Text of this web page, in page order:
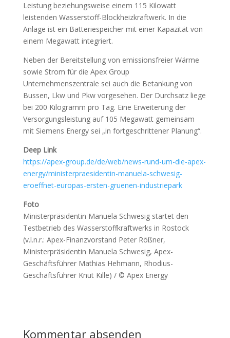
Leistung beziehungsweise einem 115 Kilowatt
leistenden Wasserstoff-Blockheizkraftwerk. In die
Anlage ist ein Batteriespeicher mit einer Kapazität von
einem Megawatt integriert.
Neben der Bereitstellung von emissionsfreier Wärme
sowie Strom für die Apex Group
Unternehmenszentrale sei auch die Betankung von
Bussen, Lkw und Pkw vorgesehen. Der Durchsatz liege
bei 200 Kilogramm pro Tag. Eine Erweiterung der
Versorgungsleistung auf 105 Megawatt gemeinsam
mit Siemens Energy sei „in fortgeschrittener Planung“.
Deep Link
https://apex-group.de/de/web/news-rund-um-die-apex-
energy/ministerpraesidentin-manuela-schwesig-
eroeffnet-europas-ersten-gruenen-industriepark
Foto
Ministerpräsidentin Manuela Schwesig startet den
Testbetrieb des Wasserstoffkraftwerks in Rostock
(v.l.n.r.: Apex-Finanzvorstand Peter Rößner,
Ministerpräsidentin Manuela Schwesig, Apex-
Geschäftsführer Mathias Hehmann, Rhodius-
Geschäftsführer Knut Kille) / © Apex Energy
Kommentar absenden